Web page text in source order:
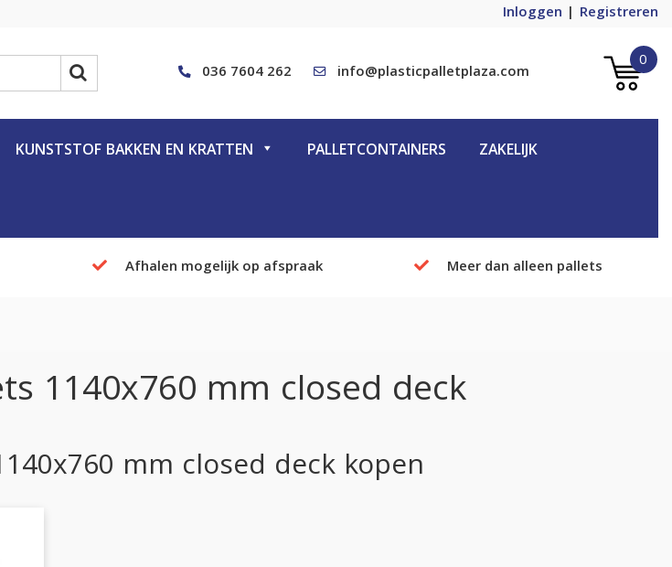
Inloggen Registreren
0
036 7604 262 info@plasticpalletplaza.com
KUNSTSTOF BAKKEN EN KRATTEN PALLETCONTAINERS ZAKELIJK
Afhalen mogelijk op afspraak Meer dan alleen pallets
1140x760 mm closed deck
mm closed deck kopen